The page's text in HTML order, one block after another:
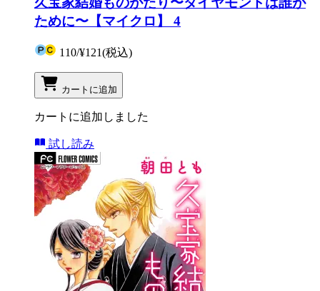
ために〜【マイクロ】 4
110/¥121(税込)
カートに追加
カートに追加しました
試し読み